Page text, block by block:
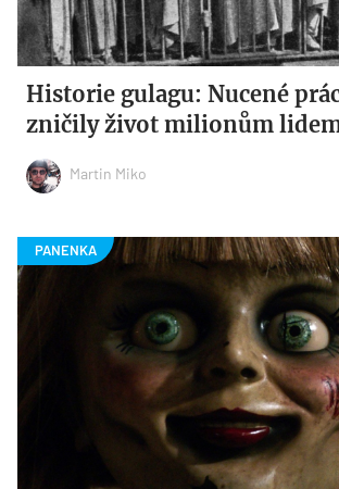
Historie gulagu: Nucené
zničily život milionům
Martin Miko